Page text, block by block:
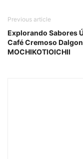
Previous article
Explorando Sabores
Café Cremoso
MOCHIKOTIOICHII